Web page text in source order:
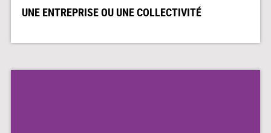
UNE ENTREPRISE OU UNE COLLECTIVITÉ